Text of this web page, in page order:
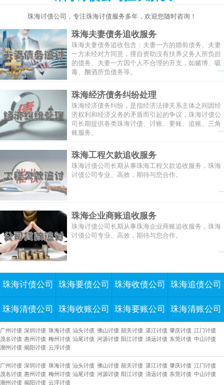
珠海讨债公司，专注珠海讨债服务多年，欢迎您随时咨询！
珠海夫妻债务追收服务
珠海夫妻债务追收包含：夫妻一方的婚前债务、夫妻
一方未经对方同意，擅自资助没有扶养义务人所负担
的债务、夫妻一方因个人不合理的开支，如赌博、吸
毒、酗酒所负债务等。
珠海经济债务纠纷处理
珠海经济债务纠纷，是指经济法律关系主体之间因经
济权利和经济义务的矛盾而引起的争议，珠海讨债公
司长期提供各类珠海讨债、讨账、要账、追账、三角
账服务。
...
珠海工程欠款追收服务
珠海讨债公司长期从事珠海工程欠款追收服务，珠海
讨债公司专业、高效，期待与您合作。
珠海企业商账追收服务
珠海讨债公司长期从事珠海企业商账追收服务，珠海
讨债公司专业、高效，期待与您合作。
珠海讨债公司 珠海要债公司 珠海收债公司 珠海追债公司
珠海清债公司 珠海收账公司 珠海要账公司 珠海清账公司
广州讨债 深圳讨债 珠海讨债 汕头讨债 佛山讨债 韶关讨债 湛江讨债 肇庆讨债 江门讨债
茂名讨债 惠州讨债 梅州讨债 汕尾讨债 河源讨债 阳江讨债 清远讨债 东莞讨债 中山讨债
潮州讨债 揭阳讨债 云浮讨债
广州讨债 深圳讨债 珠海讨债 汕头讨债 佛山讨债 韶关讨债 湛江讨债 肇庆讨债 江门讨债
茂名讨债 惠州讨债 梅州讨债 汕尾讨债 河源讨债 阳江讨债 清远讨债 东莞讨债 中山讨债
潮州讨债 揭阳讨债 云浮讨债